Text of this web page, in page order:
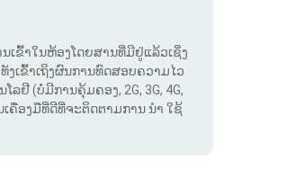
ຂົ້າໃນຫ້ອງໂດຍສານທີ່ມີຢູ່ແລ້ວເຊິ່ງ
ເຂົ້າເຖິງຜົນການທົດສອບຄວາມໄວ
ຢີ (ບໍ່ມີການຄຸ້ມຄອງ, 2G, 3G, 4G,
ເຄື່ອງມືທີ່ດີທີ່ຈະຕິດຕາມການ ນຳ ໃຊ້